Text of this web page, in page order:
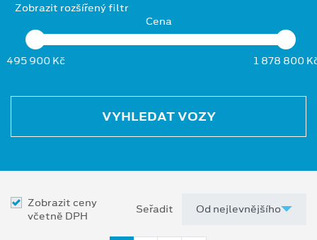
Zobrazit rozšířený filtr
Cena
495 900 Kč 1 878 800
VYHLEDAT VOZY
Zobrazit ceny
včetně DPH
Seřadit